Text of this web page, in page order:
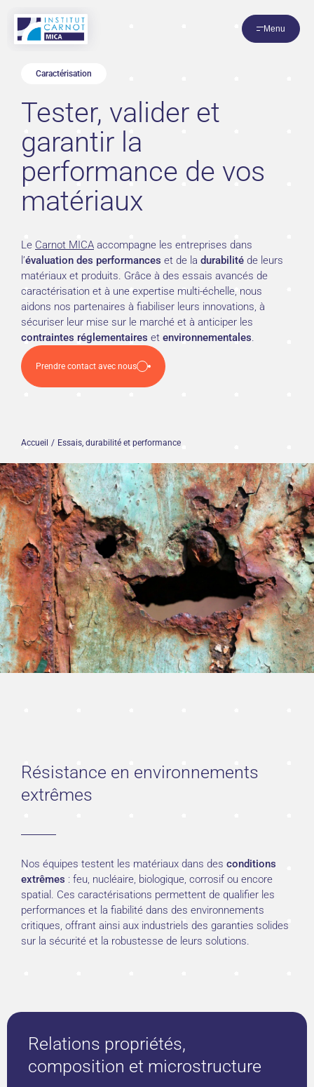
Menu
Caractérisation
Tester, valider et
garantir la
performance de vos
matériaux
Le Carnot MICA accompagne les entreprises dans
l’évaluation des performances et de la durabilité de leurs
matériaux et produits. Grâce à des essais avancés de
caractérisation et à une expertise multi-échelle, nous
aidons nos partenaires à fiabiliser leurs innovations, à
sécuriser leur mise sur le marché et à anticiper les
contraintes réglementaires et environnementales.
Prendre contact avec nous
Accueil Essais, durabilité et performance
Résistance en environnements
extrêmes
Nos équipes testent les matériaux dans des conditions
extrêmes : feu, nucléaire, biologique, corrosif ou encore
spatial. Ces caractérisations permettent de qualifier les
performances et la fiabilité dans des environnements
critiques, offrant ainsi aux industriels des garanties solides
sur la sécurité et la robustesse de leurs solutions.
Relations propriétés,
composition et microstructure